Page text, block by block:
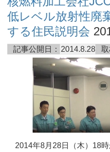
低レベル放射性廃
する住民説明会
記事公開日： 2014.8.28 取
2014年8月28日（木）18